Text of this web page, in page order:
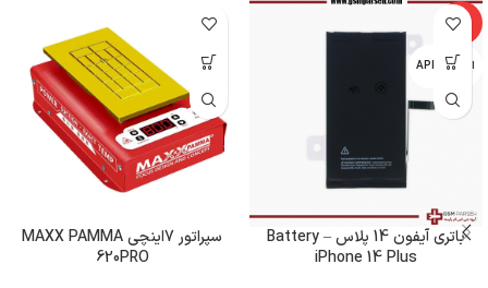
-6%
اپل - APPLE
باتری آیفون 14 پلاس – Battery
iPhone 14 Plus
سپراتور 7اینچی MAXX PAMMA
620PRO